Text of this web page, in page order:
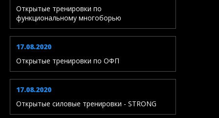
Открытые тренировки по
функциональному многоборью
17.08.2020
Открытые тренировки по ОФП
17.08.2020
Открытые силовые тренировки - STRONG